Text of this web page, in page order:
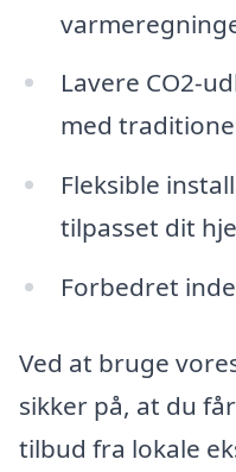
Lavere CO2-
med
Fleksible
tilpasset dit
Forbedret
Ved at bruge
sikker på, at du
tilbud fra lokale